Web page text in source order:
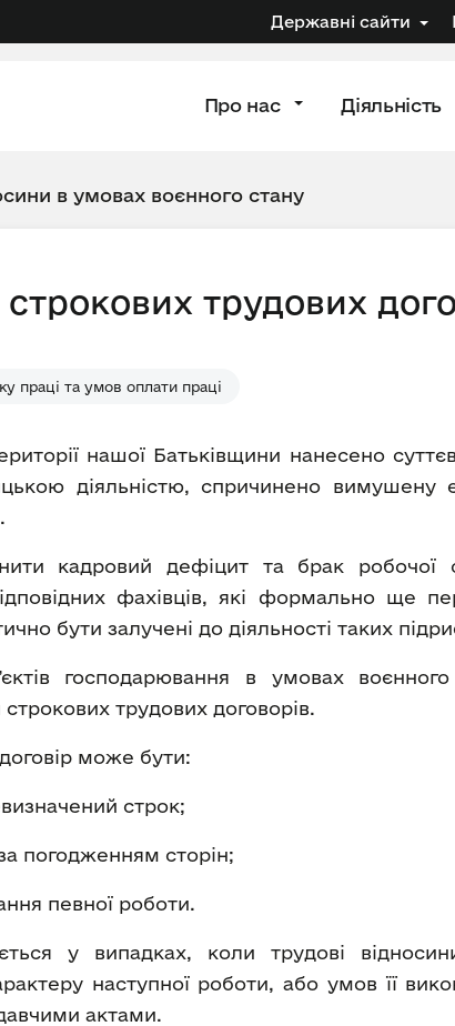
Державні сайти
Про нас Діяльність
в умовах воєнного стану
трудових
праці та умов оплати праці
нашої Батьківщини нанесено
діяльністю, спричинено
кадровий дефіцит та брак робочої
фахівців, які формально ще
бути залучені до діяльності таких
господарювання в умовах
трудових договорів.
може бути:
строк;
погодженням сторін;
певної роботи.
у випадках, коли трудові
наступної роботи, або умов її
актами.